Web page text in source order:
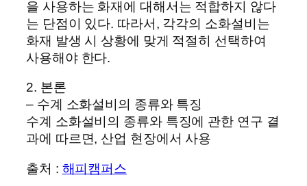
을 사용하는 화재에 대해서는 적합하지 않다
는 단점이 있다. 따라서, 각각의 소화설비는
화재 발생 시 상황에 맞게 적절히 선택하여
사용해야 한다.
2. 본론
– 수계 소화설비의 종류와 특징
수계 소화설비의 종류와 특징에 관한 연구 결
과에 따르면, 산업 현장에서 사용
출처 : 해피캠퍼스